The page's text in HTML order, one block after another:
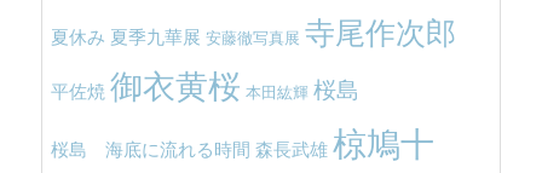
夏休み 夏季九華展 安藤徹写真展 寺尾作次郎
平佐焼 御衣黄桜 本田紘輝 桜島
桜島 海底に流れる時間 森長武雄 椋鳩十